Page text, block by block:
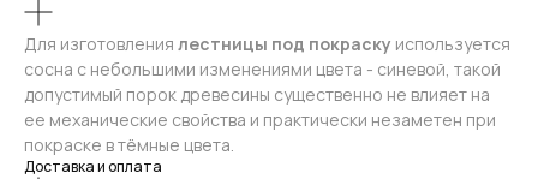
Для изготовления лестницы под покраску используется
сосна с небольшими изменениями цвета - синевой, такой
допустимый порок древесины существенно не влияет на
ее механические свойства и практически незаметен при
покраске в тёмные цвета.
Доставка и оплата